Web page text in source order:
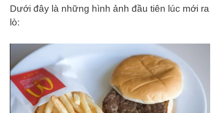
Dưới đây là những hình ảnh đầu tiên lúc mới ra
lò: